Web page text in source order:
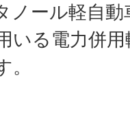
ノール軽自
いる電力併